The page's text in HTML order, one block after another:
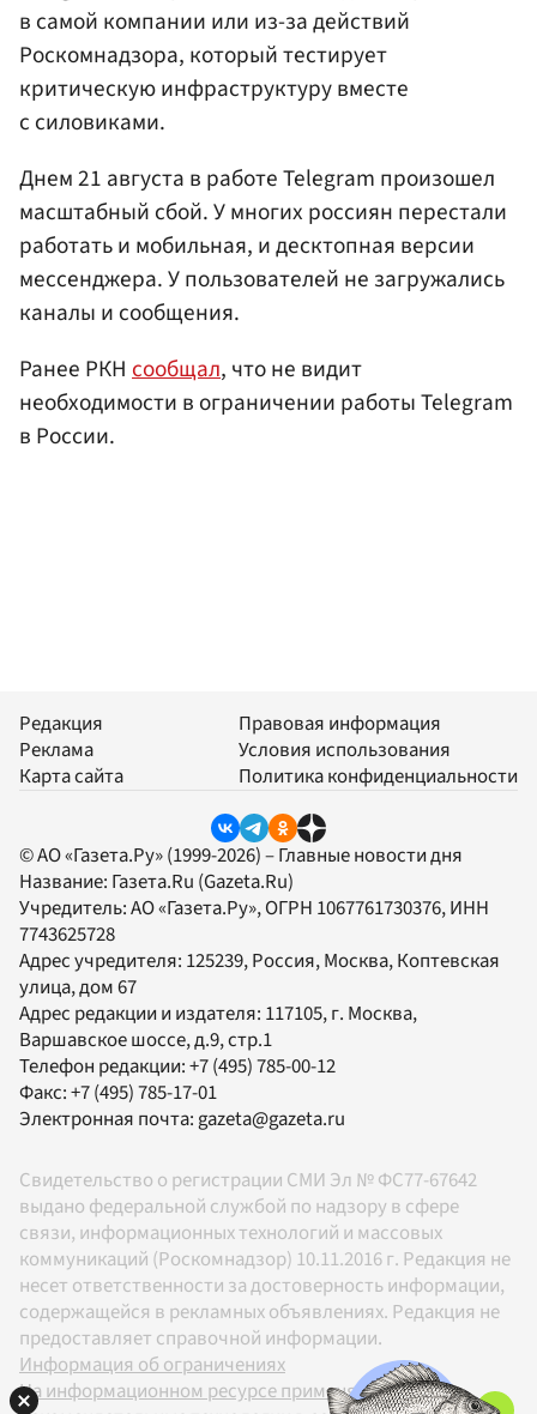
в самой компании или из-за действий
Роскомнадзора, который тестирует
критическую инфраструктуру вместе
с силовиками.
Днем 21 августа в работе Telegram произошел
масштабный сбой. У многих россиян перестали
работать и мобильная, и десктопная версии
мессенджера. У пользователей не загружались
каналы и сообщения.
Ранее РКН сообщал, что не видит
необходимости в ограничении работы Telegram
в России.
Редакция
Реклама
Карта сайта
Правовая информация
Условия использования
Политика конфиденциальности
© АО «Газета.Ру» (1999-2026) – Главные новости дня
Название: Газета.Ru (Gazeta.Ru)
Учредитель:АО «Газета.Ру», ОГРН 1067761730376, ИНН
7743625728
Адрес учредителя: 125239, Россия, Москва, Коптевская
улица, дом 67
Адрес редакции и издателя: 117105, г. Москва,
Варшавское шоссе, д.9, стр.1
Телефон редакции:+7 (495) 785-00-12
Факс:+7 (495) 785-17-01
Электронная почта: gazeta@gazeta.ru
Свидетельство о регистрации СМИ Эл № ФС77-67642
выдано федеральной службой по надзору в сфере
связи, информационных технологий и массовых
коммуникаций (Роскомнадзор) 10.11.2016 г. Редакция не
несет ответственности за достоверность информации,
содержащейся в рекламных объявлениях. Редакция не
предоставляет справочной информации.
Информация об ограничениях
На информационном ресурсе применяются